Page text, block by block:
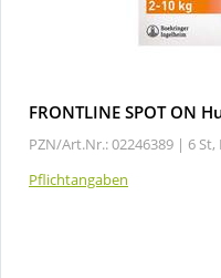
FRONTLINE SPOT ON
PZN/Art.Nr.: 02246389 | 6
Pflichtangaben